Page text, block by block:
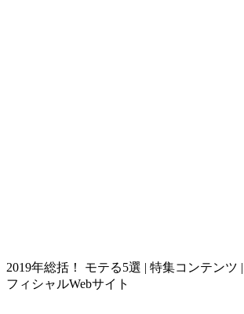
2019年総括！ モテる5選 | 特集コンテンツ
フィシャルWebサイト